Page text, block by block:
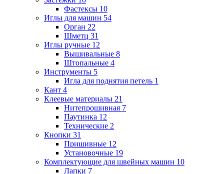
Фастексы 10
Иглы для машин 54
Орган 22
Шметц 31
Иглы ручные 12
Вышивальные 8
Штопальные 4
Инструменты 5
Игла для поднятия петель 1
Кант 4
Клеевые материалы 21
Нитепрошивная 7
Паутинка 12
Технические 2
Кнопки 31
Пришивные 12
Установочные 19
Комплектующие для швейных машин 10
Лапки 7